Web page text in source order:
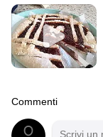
Commenti